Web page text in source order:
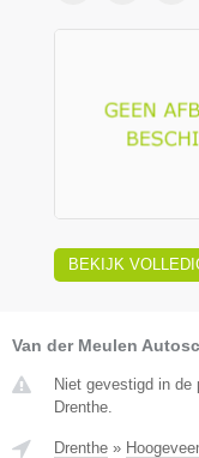
BEKIJK
Van der Meulen
Niet gevestigd in
Drenthe.
Drenthe »